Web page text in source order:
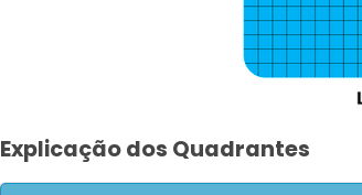
Explicação dos Quadrantes